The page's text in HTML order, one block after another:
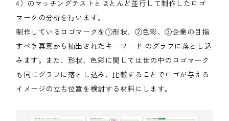
4）のマッチングテストとほとんど並行して制作したロゴ
マークの分析を行います。
制作しているロゴマークを①形状、②色彩、③企業の目指
すべき真意から抽出されたキーワード のグラフに落とし込
みます。また、形状、色彩に関しては世の中のロゴマーク
も同じグラフに落とし込み、比較することでロゴが与える
イメージの立ち位置を検討する材料にします。